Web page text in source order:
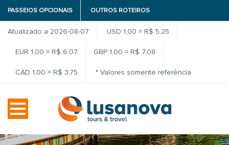
PASSEIOS OPCIONAIS OUTROS ROTEIROS
Atualizado a 2026-08-07 USD 1,00 = R$ 5,25
EUR 1,00 = R$ 6,07 GBP 1,00 = R$ 7,08
CAD 1,00 = R$ 3,75 * Valores somente referência